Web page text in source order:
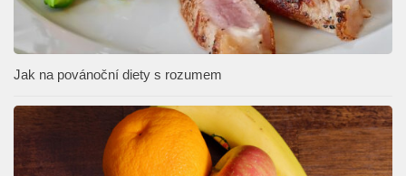
Jak na povánoční diety s rozumem